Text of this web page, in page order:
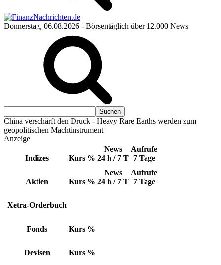
Donnerstag, 06.08.2026 - Börsentäglich über 12.000 News
China verschärft den Druck - Heavy Rare Earths werden zum
geopolitischen Machtinstrument
Anzeige
Indizes Kurs %
News
24 h / 7 T
Aufrufe
7 Tage
Aktien Kurs %
News
24 h / 7 T
Aufrufe
7 Tage
Xetra-Orderbuch
Fonds Kurs %
Devisen Kurs %